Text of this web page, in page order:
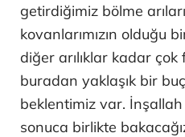
getirdiğimiz bölme
kovanlarımızın olduğu
diğer arılıklar kadar
buradan yaklaşık bir
beklentimiz var.
sonuca birlikte